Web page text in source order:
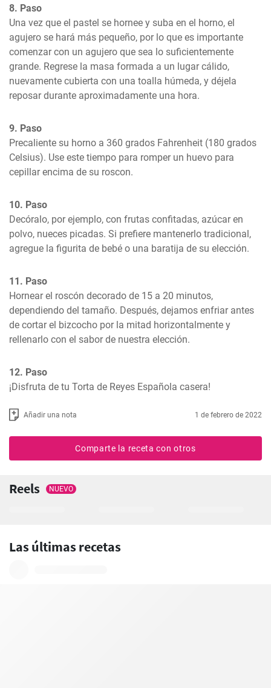
8. Paso
Una vez que el pastel se hornee y suba en el horno, el
agujero se hará más pequeño, por lo que es importante
comenzar con un agujero que sea lo suficientemente
grande. Regrese la masa formada a un lugar cálido,
nuevamente cubierta con una toalla húmeda, y déjela
reposar durante aproximadamente una hora.
9. Paso
Precaliente su horno a 360 grados Fahrenheit (180 grados
Celsius). Use este tiempo para romper un huevo para
cepillar encima de su roscon.
10. Paso
Decóralo, por ejemplo, con frutas confitadas, azúcar en
polvo, nueces picadas. Si prefiere mantenerlo tradicional,
agregue la figurita de bebé o una baratija de su elección.
11. Paso
Hornear el roscón decorado de 15 a 20 minutos,
dependiendo del tamaño. Después, dejamos enfriar antes
de cortar el bizcocho por la mitad horizontalmente y
rellenarlo con el sabor de nuestra elección.
12. Paso
¡Disfruta de tu Torta de Reyes Española casera!
Añadir una nota 1 de febrero de 2022
Comparte la receta con otros
Reels NUEVO
Las últimas recetas